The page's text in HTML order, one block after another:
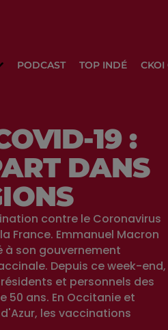
PODCAST TOP INDÉ CKOI
19 :
DANS
contre le Coronavirus
France. Emmanuel Macron
son gouvernement
Depuis ce week-end,
et personnels des
50 ans. En Occitanie et
les vaccinations